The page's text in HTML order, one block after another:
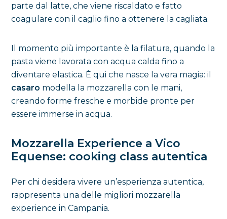
parte dal latte, che viene riscaldato e fatto
coagulare con il caglio fino a ottenere la cagliata.
Il momento più importante è la filatura, quando la
pasta viene lavorata con acqua calda fino a
diventare elastica. È qui che nasce la vera magia: il
casaro modella la mozzarella con le mani,
creando forme fresche e morbide pronte per
essere immerse in acqua.
Mozzarella Experience a Vico
Equense: cooking class autentica
Per chi desidera vivere un’esperienza autentica,
rappresenta una delle migliori mozzarella
experience in Campania.